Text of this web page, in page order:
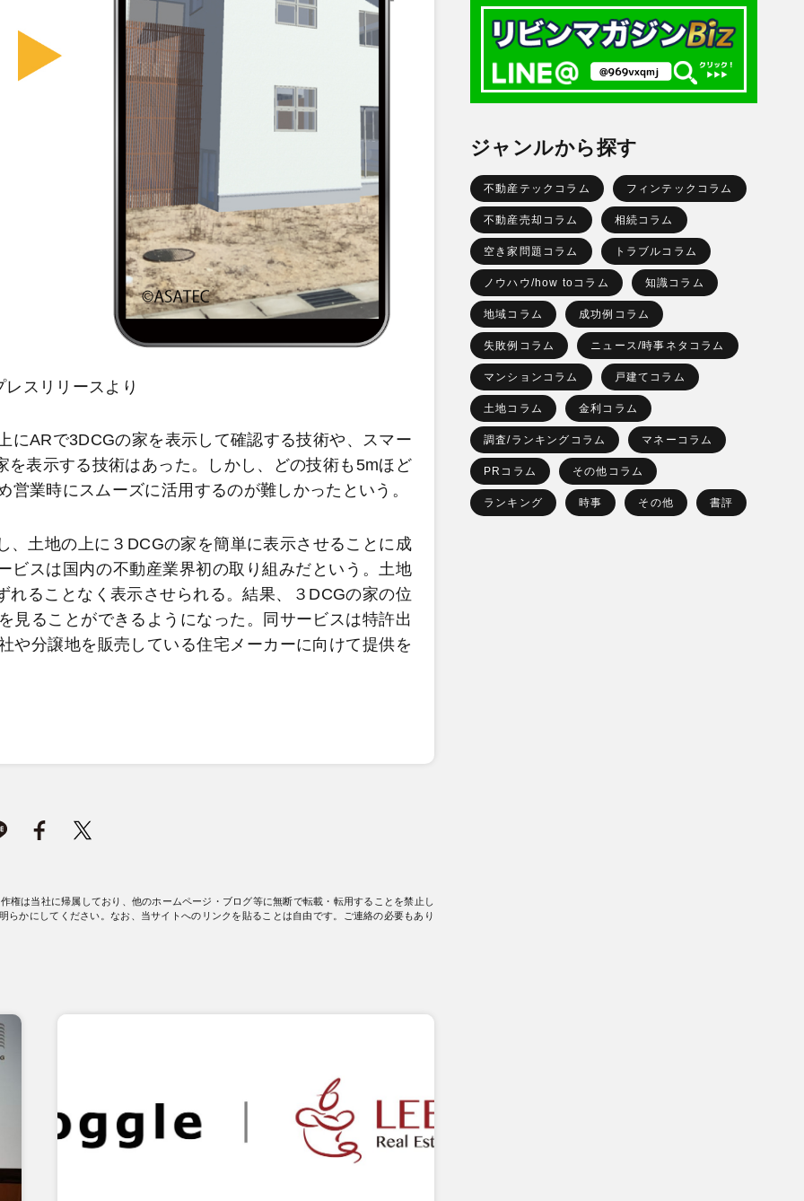
レスリリースより
にARで3DCGの家を表示して確認する技術や、スマー
表示する技術はあった。しかし、どの技術も5mほど
業時にスムーズに活用するのが難しかったという。
土地の上に３DCGの家を簡単に表示させることに成
ビスは国内の不動産業界初の取り組みだという。土地
ることなく表示させられる。結果、３DCGの家の位
見ることができるようになった。同サービスは特許出
や分譲地を販売している住宅メーカーに向けて提供を
は当社に帰属しており、他のホームページ・ブログ等に無断で転載・転用することを禁止し
かにしてください。なお、当サイトへのリンクを貼ることは自由です。ご連絡の必要もあり
ジャンルから探す
不動産テックコラム フィンテックコラム
不動産売却コラム 相続コラム
空き家問題コラム トラブルコラム
ノウハウ/how toコラム 知識コラム
地域コラム 成功例コラム
失敗例コラム ニュース/時事ネタコラム
マンションコラム 戸建てコラム
土地コラム 金利コラム
調査/ランキングコラム マネーコラム
PRコラム その他コラム
ランキング 時事 その他 書評